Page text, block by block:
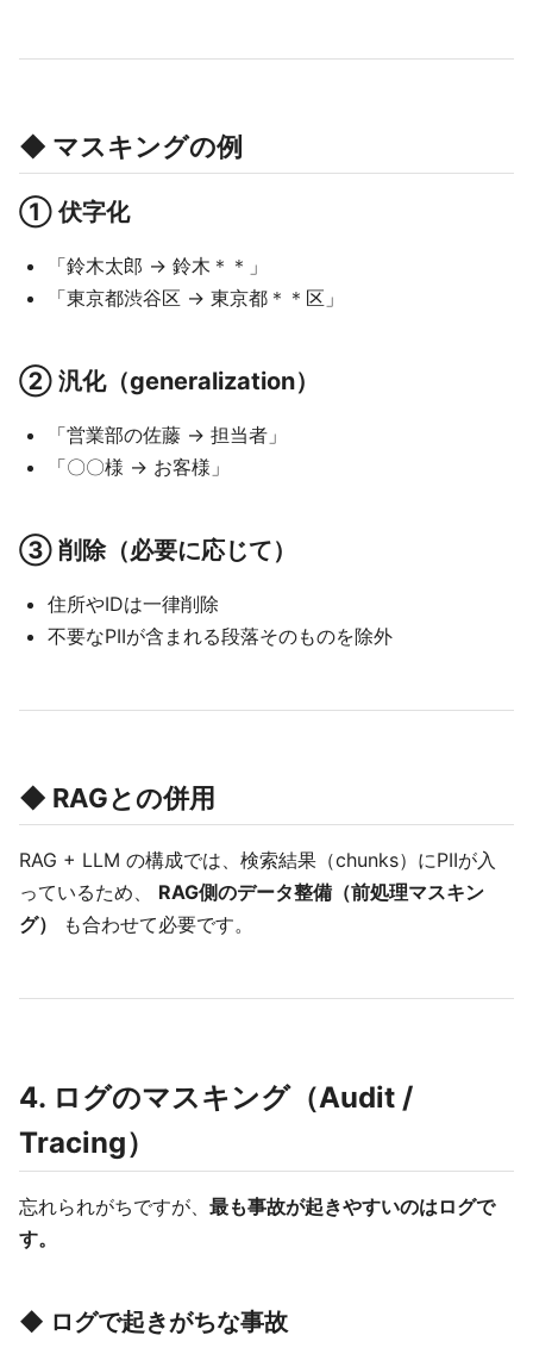
◆ マスキングの例
① 伏字化
「鈴木太郎 → 鈴木＊＊」
「東京都渋谷区 → 東京都＊＊区」
② 汎化（generalization）
「営業部の佐藤 → 担当者」
「〇〇様 → お客様」
③ 削除（必要に応じて）
住所やIDは一律削除
不要なPIIが含まれる段落そのものを除外
◆ RAGとの併用
RAG + LLM の構成では、検索結果（chunks）にPIIが入
っているため、 RAG側のデータ整備（前処理マスキン
グ）
も合わせて必要です。
4. ログのマスキング（Audit /
Tracing）
忘れられがちですが、 最も事故が起きやすいのはログで
す。
◆ ログで起きがちな事故